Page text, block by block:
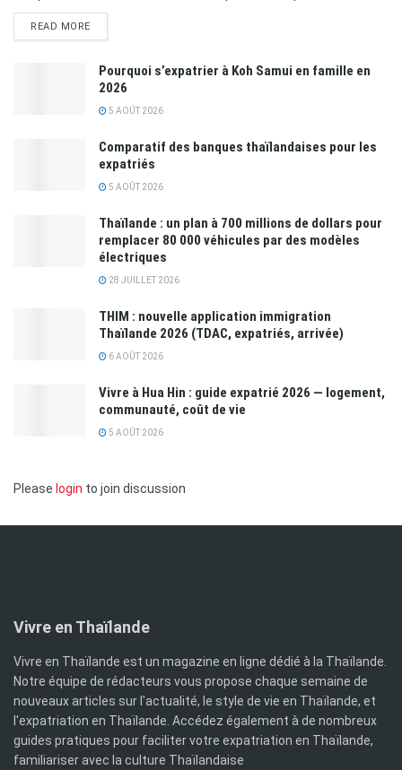
READ MORE
Pourquoi s’expatrier à Koh Samui en famille en
2026
5 AOÛT 2026
Comparatif des banques thaïlandaises pour les
expatriés
5 AOÛT 2026
Thaïlande : un plan à 700 millions de dollars pour
remplacer 80 000 véhicules par des modèles
électriques
28 JUILLET 2026
THIM : nouvelle application immigration
Thaïlande 2026 (TDAC, expatriés, arrivée)
6 AOÛT 2026
Vivre à Hua Hin : guide expatrié 2026 — logement,
communauté, coût de vie
5 AOÛT 2026
Please login to join discussion
Vivre en Thaïlande
Vivre en Thaïlande est un magazine en ligne dédié à la Thaïlande.
Notre équipe de rédacteurs vous propose chaque semaine de
nouveaux articles sur l'actualité, le style de vie en Thaïlande, et
l'expatriation en Thaïlande. Accédez également à de nombreux
guides pratiques pour faciliter votre expatriation en Thaïlande,
familiariser avec la culture Thaïlandaise